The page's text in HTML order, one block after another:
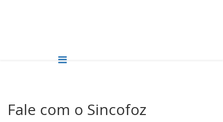
Fale com o Sincofoz